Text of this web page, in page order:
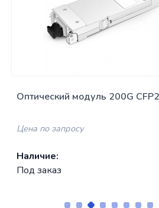
Оптический модуль 200G
Цена по запросу
Наличие:
Под заказ